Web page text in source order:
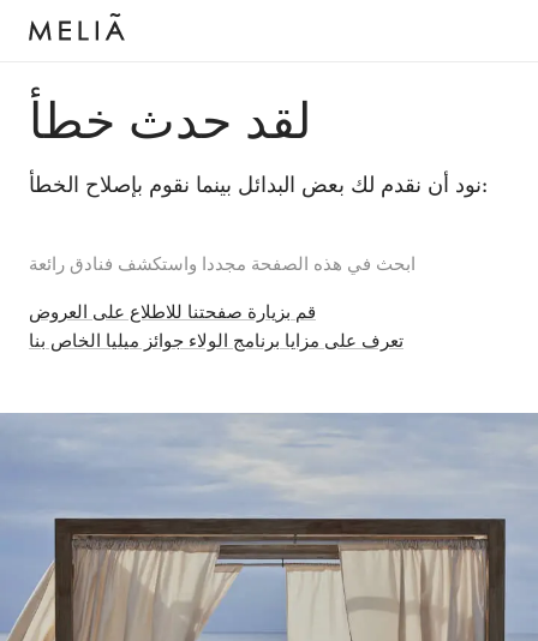
لقد حدث خطأ
نود أن نقدم لك بعض البدائل بينما نقوم بإصلاح الخطأ:
ابحث في هذه الصفحة مجددا واستكشف فنادق رائعة
قم بزيارة صفحتنا للاطلاع على العروض
تعرف على مزايا برنامج الولاء جوائز ميليا الخاص بنا